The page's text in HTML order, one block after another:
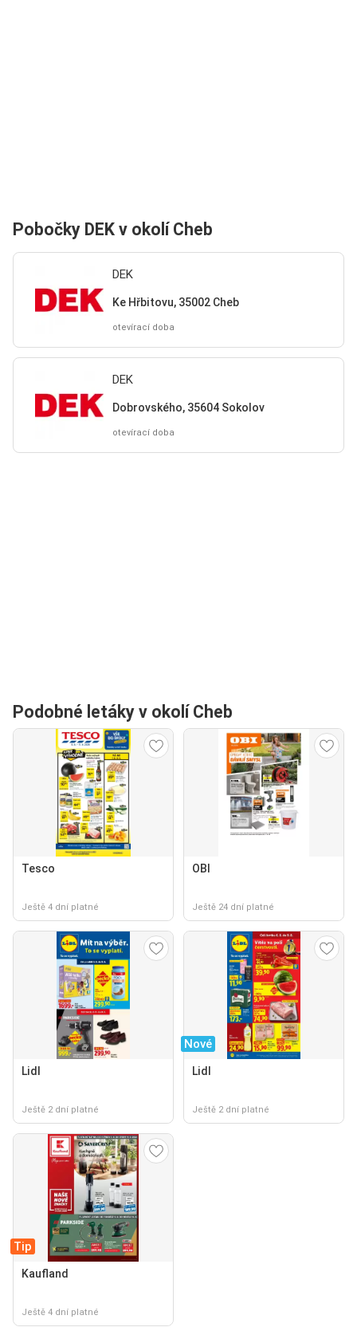
Pobočky DEK v okolí Cheb
DEK
Ke Hřbitovu, 35002 Cheb
otevírací doba
DEK
Dobrovského, 35604 Sokolov
otevírací doba
Podobné letáky v okolí Cheb
Tesco
Ještě 4 dní platné
OBI
Ještě 24 dní platné
Lidl
Ještě 2 dní platné
Nové
Lidl
Ještě 2 dní platné
Tip
Kaufland
Ještě 4 dní platné